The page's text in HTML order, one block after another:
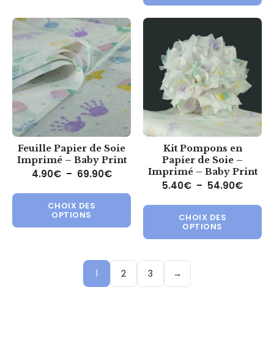
Feuille Papier de Soie
Imprimé – Baby Print
4.90€ – 69.90€Plage de prix : 4.90€ à 69.90€
CHOIX DES
OPTIONS
Ce produit a plusieurs
Kit Pompons en
Papier de Soie –
Imprimé – Baby Print
5.40€ – 54.90€Plage
CHOIX DES
OPTIONS
1 2 3 →